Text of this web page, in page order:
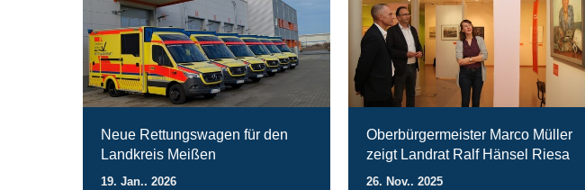
Neue Rettungswagen für den
Landkreis Meißen
19. Jan.. 2026
Oberbürgermeister Marco Müller
zeigt Landrat Ralf Hänsel Riesa
26. Nov.. 2025